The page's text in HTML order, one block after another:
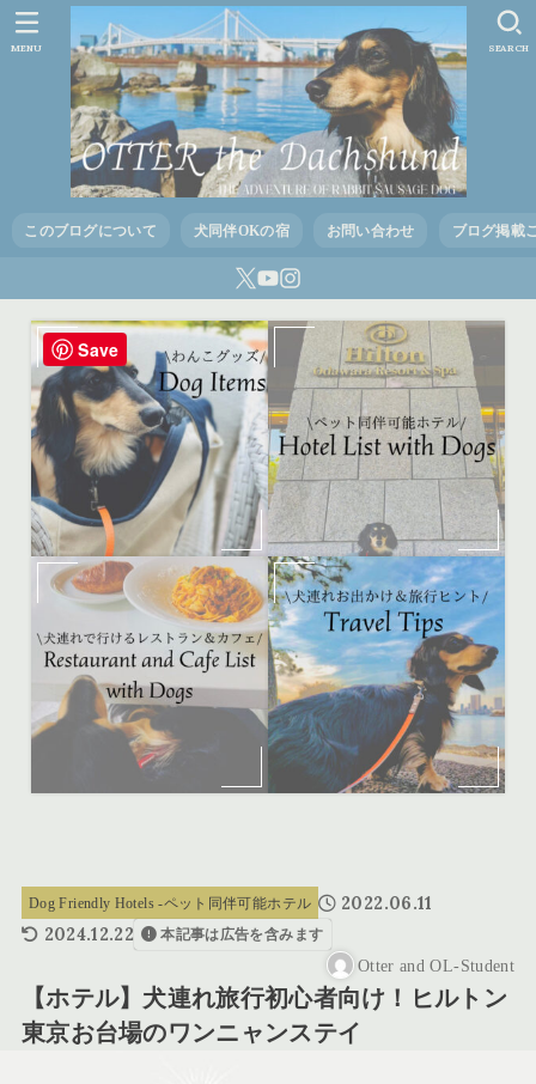
このブログについて 犬同伴OKの宿 お問い合わせ ブログ掲載
SEARCH
MENU
Dog Friendly Hotels -ペット同伴可能ホテル
2022.06.11
2024.12.22
本記事は広告を含みます
Otter and OL-Student
【ホテル】犬連れ旅行初心者向け！ヒルトン
東京お台場のワンニャンステイ
Save